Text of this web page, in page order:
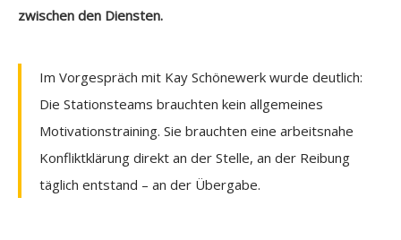
zwischen den Diensten.
Im Vorgespräch mit Kay Schönewerk wurde deutlich:
Die Stationsteams brauchten kein allgemeines
Motivationstraining. Sie brauchten eine arbeitsnahe
Konfliktklärung direkt an der Stelle, an der Reibung
täglich entstand – an der Übergabe.